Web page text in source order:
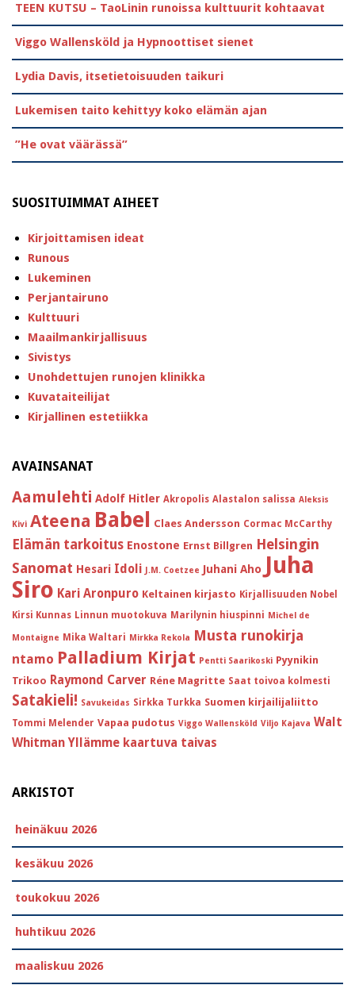
TEEN KUTSU – TaoLinin runoissa kulttuurit kohtaavat
Viggo Wallensköld ja Hypnoottiset sienet
Lydia Davis, itsetietoisuuden taikuri
Lukemisen taito kehittyy koko elämän ajan
”He ovat väärässä”
SUOSITUIMMAT AIHEET
Kirjoittamisen ideat
Runous
Lukeminen
Perjantairuno
Kulttuuri
Maailmankirjallisuus
Sivistys
Unohdettujen runojen klinikka
Kuvataiteilijat
Kirjallinen estetiikka
AVAINSANAT
Aamulehti Adolf Hitler Akropolis Alastalon salissa Aleksis
Kivi Ateena Babel Claes Andersson Cormac McCarthy
Elämän tarkoitus Enostone Ernst Billgren Helsingin
Sanomat Hesari Idoli J.M. Coetzee Juhani Aho Juha
Siro Kari Aronpuro Keltainen kirjasto Kirjallisuuden Nobel
Kirsi Kunnas Linnun muotokuva Marilynin hiuspinni Michel de
Montaigne Mika Waltari Mirkka Rekola Musta runokirja
ntamo Palladium Kirjat Pentti Saarikoski Pyynikin
Trikoo Raymond Carver Réne Magritte Saat toivoa kolmesti
Satakieli! Savukeidas Sirkka Turkka Suomen kirjailijaliitto
Tommi Melender Vapaa pudotus Viggo Wallensköld Viljo Kajava Walt
Whitman Yllämme kaartuva taivas
ARKISTOT
heinäkuu 2026
kesäkuu 2026
toukokuu 2026
huhtikuu 2026
maaliskuu 2026